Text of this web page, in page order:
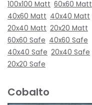
100x100 Matt 60x60 Matt
40x60 Matt 40x40 Matt
20x40 Matt 20x20 Matt
60x60 Safe 40x60 Safe
40x40 Safe 20x40 Safe
20x20 Safe
Cobalto